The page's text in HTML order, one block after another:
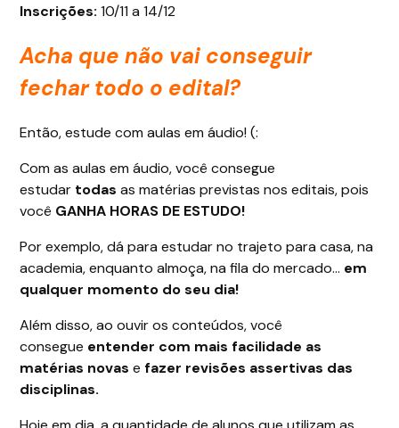
Inscrições:10/11 a 14/12
Acha que não vai conseguir
fechar todo o edital?
Então, estude com aulas em áudio! (:
Com as aulas em áudio, você consegue
estudar todas as matérias previstas nos editais, pois
você GANHA HORAS DE ESTUDO!
Por exemplo, dá para estudar no trajeto para casa, na
academia, enquanto almoça, na fila do mercado… em
qualquer momento do seu dia!
Além disso, ao ouvir os conteúdos, você
consegue entender com mais facilidade as
matérias novas e fazer revisões assertivas das
disciplinas.